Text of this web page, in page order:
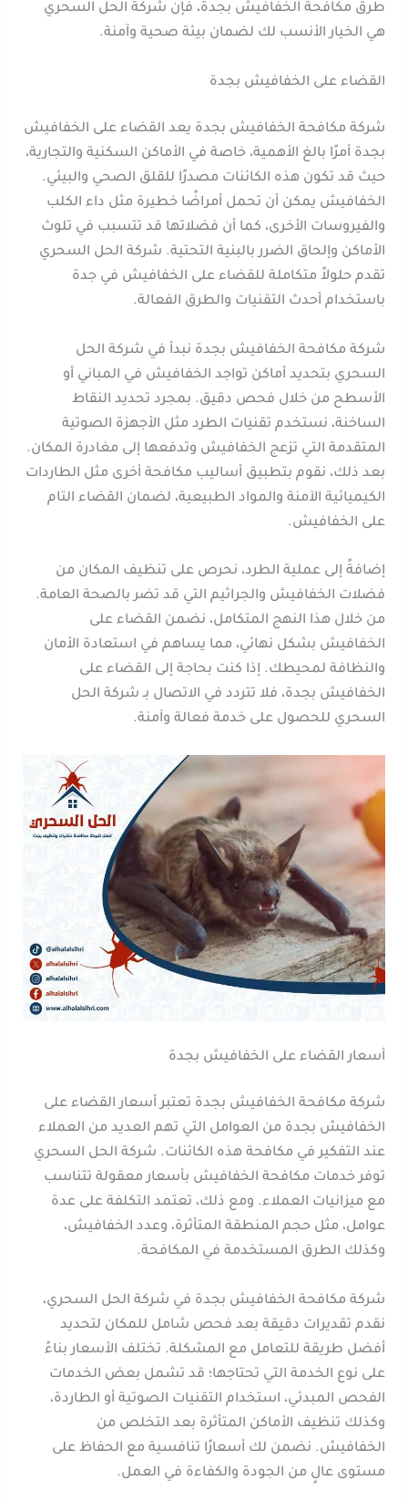
طرق مكافحة الخفافيش بجدة، فإن شركة الحل السحري
هي الخيار الأنسب لك لضمان بيئة صحية وآمنة.
القضاء على الخفافيش بجدة
شركة مكافحة الخفافيش بجدة يعد القضاء على الخفافيش
بجدة أمرًا بالغ الأهمية، خاصة في الأماكن السكنية والتجارية،
حيث قد تكون هذه الكائنات مصدرًا للقلق الصحي والبيئي.
الخفافيش يمكن أن تحمل أمراضًا خطيرة مثل داء الكلب
والفيروسات الأخرى، كما أن فضلاتها قد تتسبب في تلوث
الأماكن وإلحاق الضرر بالبنية التحتية. شركة الحل السحري
تقدم حلولاً متكاملة للقضاء على الخفافيش في جدة
باستخدام أحدث التقنيات والطرق الفعالة.
شركة مكافحة الخفافيش بجدة نبدأ في شركة الحل
السحري بتحديد أماكن تواجد الخفافيش في المباني أو
الأسطح من خلال فحص دقيق. بمجرد تحديد النقاط
الساخنة، نستخدم تقنيات الطرد مثل الأجهزة الصوتية
المتقدمة التي تزعج الخفافيش وتدفعها إلى مغادرة المكان.
بعد ذلك، نقوم بتطبيق أساليب مكافحة أخرى مثل الطاردات
الكيميائية الآمنة والمواد الطبيعية، لضمان القضاء التام
على الخفافيش.
إضافةً إلى عملية الطرد، نحرص على تنظيف المكان من
فضلات الخفافيش والجراثيم التي قد تضر بالصحة العامة.
من خلال هذا النهج المتكامل، نضمن القضاء على
الخفافيش بشكل نهائي، مما يساهم في استعادة الأمان
والنظافة لمحيطك. إذا كنت بحاجة إلى القضاء على
الخفافيش بجدة، فلا تتردد في الاتصال بـ شركة الحل
السحري للحصول على خدمة فعالة وآمنة.
أسعار القضاء على الخفافيش بجدة
شركة مكافحة الخفافيش بجدة تعتبر أسعار القضاء على
الخفافيش بجدة من العوامل التي تهم العديد من العملاء
عند التفكير في مكافحة هذه الكائنات. شركة الحل السحري
توفر خدمات مكافحة الخفافيش بأسعار معقولة تتناسب
مع ميزانيات العملاء. ومع ذلك، تعتمد التكلفة على عدة
عوامل، مثل حجم المنطقة المتأثرة، وعدد الخفافيش،
وكذلك الطرق المستخدمة في المكافحة.
شركة مكافحة الخفافيش بجدة في شركة الحل السحري،
نقدم تقديرات دقيقة بعد فحص شامل للمكان لتحديد
أفضل طريقة للتعامل مع المشكلة. تختلف الأسعار بناءً
على نوع الخدمة التي تحتاجها؛ قد تشمل بعض الخدمات
الفحص المبدئي، استخدام التقنيات الصوتية أو الطاردة،
وكذلك تنظيف الأماكن المتأثرة بعد التخلص من
الخفافيش. نضمن لك أسعارًا تنافسية مع الحفاظ على
مستوى عالٍ من الجودة والكفاءة في العمل.